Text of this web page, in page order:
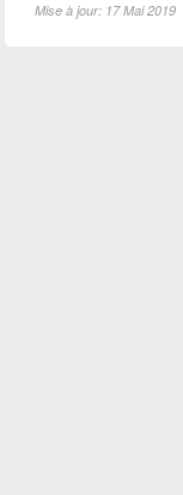
Mise à jour: 17 Mai 2019